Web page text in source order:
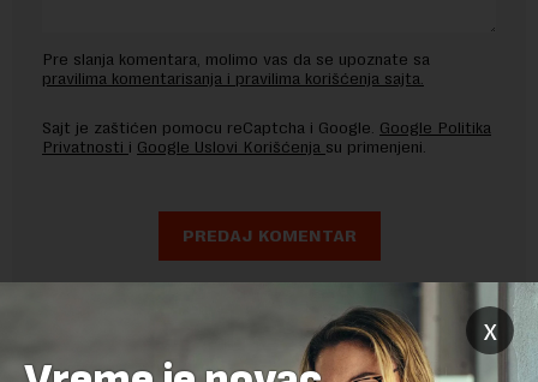
Pre slanja komentara, molimo vas da se upoznate sa
pravilima komentarisanja i pravilima korišćenja sajta.
Sajt je zaštićen pomocu reCaptcha i Google. Google Politika
Privatnosti i Google Uslovi Korišćenja su primenjeni.
x